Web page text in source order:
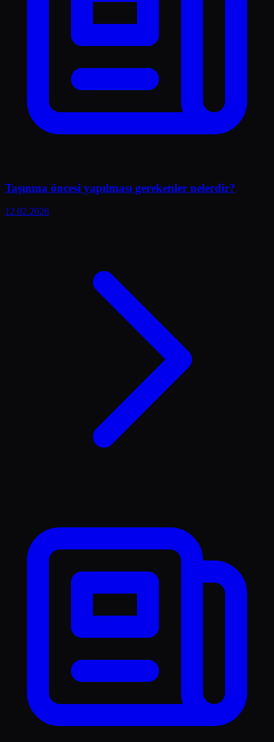
Taşınma öncesi yapılması gerekenler nelerdir?
12.02.2026